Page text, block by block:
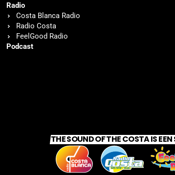
Radio
Costa Blanca Radio
Radio Costa
FeelGood Radio
Podcast
THE SOUND OF THE COSTA IS